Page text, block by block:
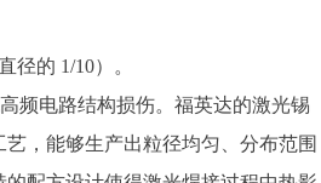
径的 1/10）。
频电路结构损伤。福英达的激光锡
，能够生产出粒径均匀、分布范围